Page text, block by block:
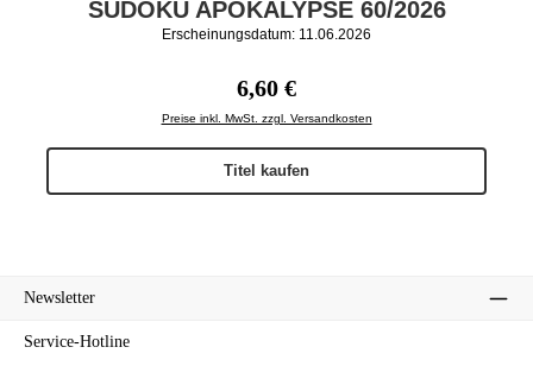
SUDOKU APOKALYPSE 60/2026
Erscheinungsdatum: 11.06.2026
Regulärer Preis:
6,60 €
Preise inkl. MwSt. zzgl. Versandkosten
Titel kaufen
Newsletter
Service-Hotline